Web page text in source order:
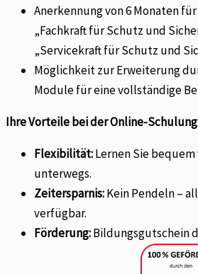
Anerkennung von 6 Monaten
„Fachkraft für Schutz und
„Servicekraft für Schutz und
Möglichkeit zur Erweiterung
Module für eine vollständige
Ihre Vorteile bei der Online-
Flexibilität:Lernen Sie
unterwegs.
Zeitersparnis:Kein Pendeln –
verfügbar.
Förderung:Bildungsgutschein